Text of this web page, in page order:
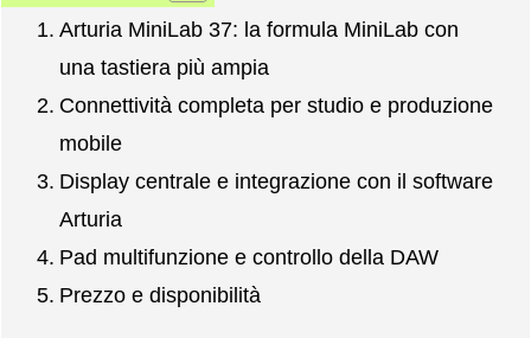
Arturia MiniLab 37: la formula MiniLab con
una tastiera più ampia
Connettività completa per studio e produzione
mobile
Display centrale e integrazione con il software
Arturia
Pad multifunzione e controllo della DAW
Prezzo e disponibilità